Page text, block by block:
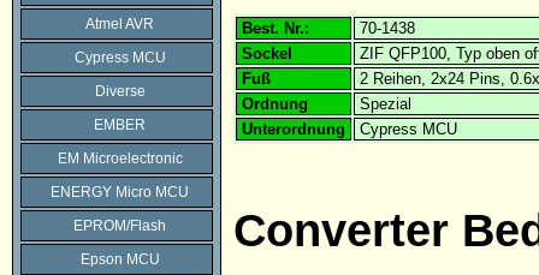
Atmel AVR
Cypress MCU
Diverse
EMBER
EM Microelectronic
ENERGY Micro MCU
EPROM/Flash
Epson MCU
Best. Nr.:
70-1438
Sockel
ZIF QFP100, Typ oben
Fuß
2 Reihen, 2x24 Pins,
Ordnung
Spezial
Unterordnung
Cypress MCU
Converter